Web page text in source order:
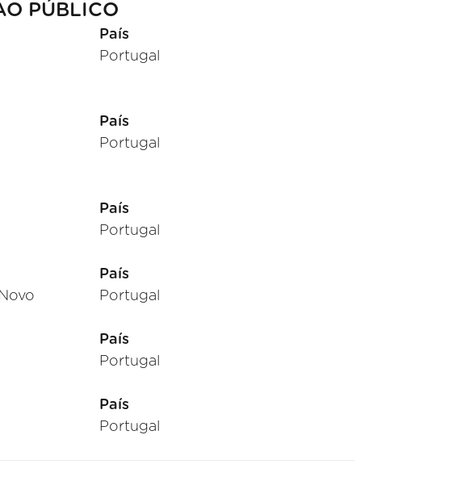
PÚBLICO
País
Portugal
País
Portugal
País
Portugal
País
Portugal
País
Portugal
País
Portugal